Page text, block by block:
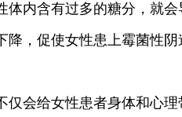
含有过多的糖分，就会
降，促使女性患上霉菌性
给女性患者身体和心理